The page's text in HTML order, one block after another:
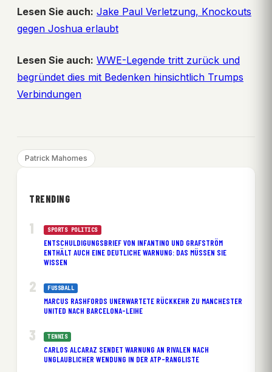
Lesen Sie auch: Jake Paul Verletzung, Knockouts
gegen Joshua erlaubt
Lesen Sie auch: WWE-Legende tritt zurück und
begründet dies mit Bedenken hinsichtlich Trumps
Verbindungen
Patrick Mahomes
TRENDING
SPORTS POLITICS
ENTSCHULDIGUNGSBRIEF VON INFANTINO UND GRAFSTRÖM
ENTHÄLT AUCH EINE DEUTLICHE WARNUNG: DAS MÜSSEN SIE
WISSEN
FUSSBALL
MARCUS RASHFORDS UNERWARTETE RÜCKKEHR ZU MANCHESTER
UNITED NACH BARCELONA-LEIHE
TENNIS
CARLOS ALCARAZ SENDET WARNUNG AN RIVALEN NACH
UNGLAUBLICHER WENDUNG IN DER ATP-RANGLISTE